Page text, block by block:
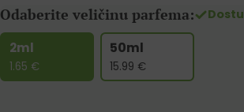
Odaberite veličinu parfema:
2ml
1.65 €
50ml
15.99 €